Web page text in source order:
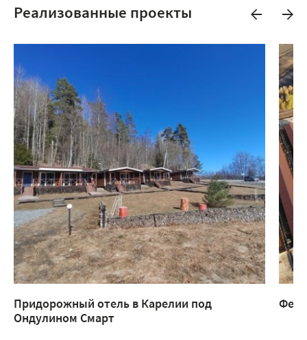
Реализованные проекты
Придорожный отель в Карелии под
Ондулином Смарт